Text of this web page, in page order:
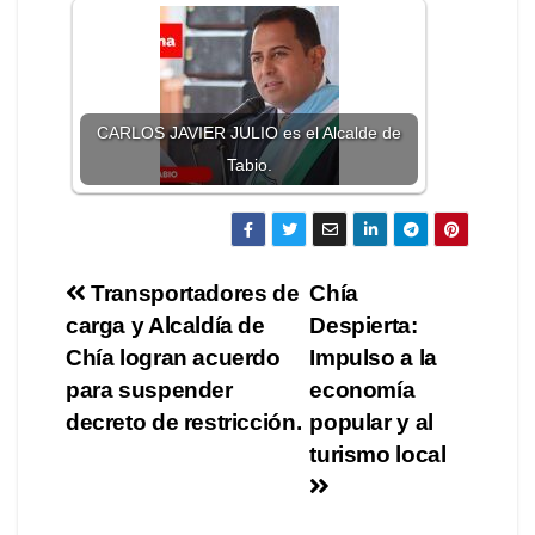
CARLOS JAVIER JULIO es el Alcalde de
Tabio.
Chía
Despierta:
Impulso a la
economía
popular y al
turismo local
Transportadores de
carga y Alcaldía de
Chía logran acuerdo
para suspender
decreto de restricción.